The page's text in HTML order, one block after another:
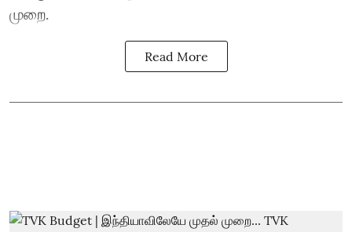
முறை.
Read More